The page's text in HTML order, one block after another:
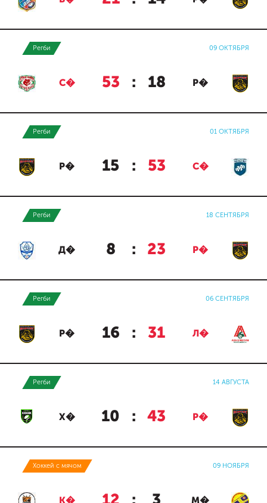
Регби 09 ОКТЯБРЯ
С� 53 : 18 Р�
Регби 01 ОКТЯБРЯ
Р� 15 : 53 С�
Регби 18 СЕНТЯБРЯ
Д� 8 : 23 Р�
Регби 06 СЕНТЯБРЯ
Р� 16 : 31 Л�
Регби 14 АВГУСТА
Х� 10 : 43 Р�
Хоккей с мячом 09 НОЯБРЯ
К� М�